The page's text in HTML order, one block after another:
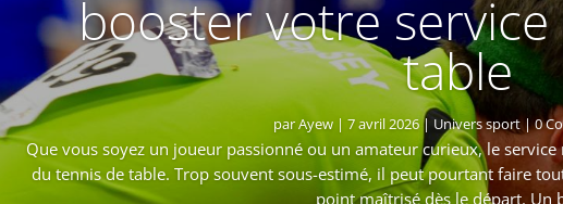
booster votre
table
parAyew | 7 avril 2026|Univers sport| 0
Que vous soyez un joueur passionné ou un amateur curieux, le service
du tennis de table. Trop souvent sous-estimé, il peut pourtant faire
point maîtrisé dès le départ. Un